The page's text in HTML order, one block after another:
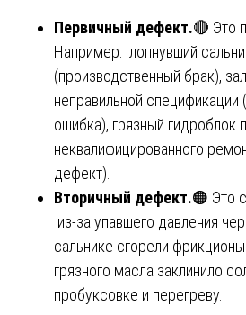
Первичный дефект.🔴 Это
Например: лопнувший
(производственный брак),
неправильной спецификации
ошибка), грязный гидроблок
неквалифицированного
дефект).
Вторичный дефект.🟠 Это
из-за упавшего давления
сальнике сгорели
грязного масла заклинило
пробуксовке и перегреву.